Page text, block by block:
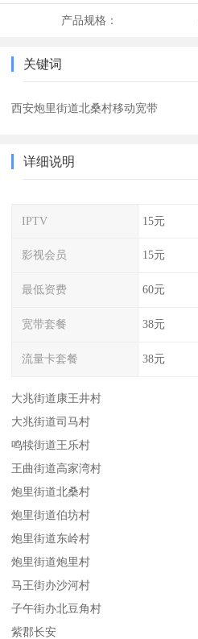
产品规格：
关键词
西安炮里街道北桑村移动宽带
详细说明
IPTV 15元
影视会员 15元
最低资费 60元
宽带套餐 38元
流量卡套餐 38元
大兆街道康王井村
大兆街道司马村
鸣犊街道王乐村
王曲街道高家湾村
炮里街道北桑村
炮里街道伯坊村
炮里街道东岭村
炮里街道炮里村
马王街办沙河村
子午街办北豆角村
紫郡长安